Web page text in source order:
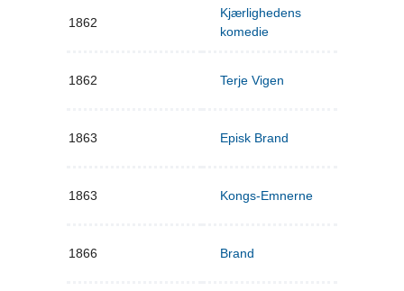
1862
Kjærlighedens
komedie
1862 Terje Vigen
1863 Episk Brand
1863 Kongs-Emnerne
1866 Brand